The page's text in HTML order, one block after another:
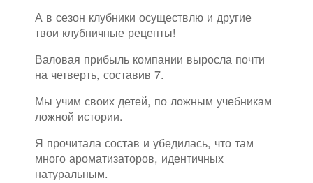
А в сезон клубники осуществлю и другие
твои клубничные рецепты!
Валовая прибыль компании выросла почти
на четверть, составив 7.
Мы учим своих детей, по ложным учебникам
ложной истории.
Я прочитала состав и убедилась, что там
много ароматизаторов, идентичных
натуральным.